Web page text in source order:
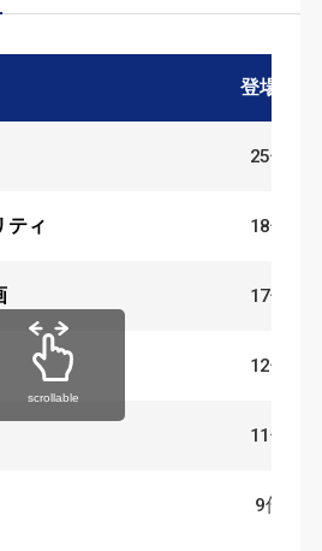
登場数
25件
ティ 18件
17件
12件
11件
9件
scrollable